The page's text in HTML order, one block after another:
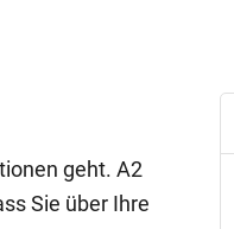
geht. A2
Sie über Ihre